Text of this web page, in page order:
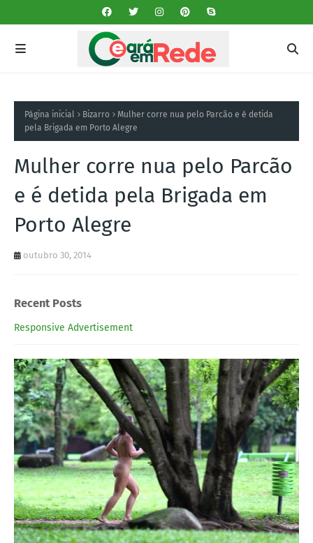
Página inicial Bizarro
Mulher corre nua pelo Parcão e é detida
pela Brigada em Porto Alegre
Mulher corre nua pelo Parcão
e é detida pela Brigada em
Porto Alegre
outubro 30, 2014
Recent Posts
Responsive Advertisement